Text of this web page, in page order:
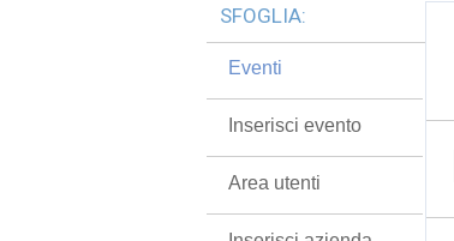
SFOGLIA:
Eventi
Inserisci evento
Area utenti